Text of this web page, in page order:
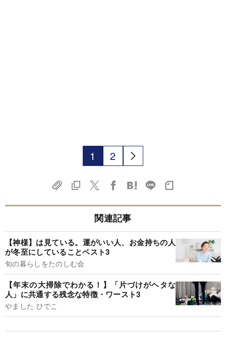
1 2
関連記事
【神様】は見ている。運がいい人、お金持ちの人
が冬至にしていることベスト3
旬の暮らしをたのしむ会
【年末の大掃除でわかる！】「片づけがヘタな
人」に共通する残念な特徴・ワースト3
やました ひでこ